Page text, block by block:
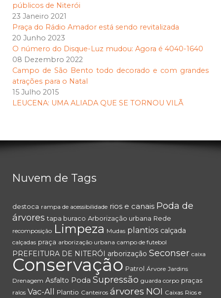
públicos de Niterói
23 Janeiro 2021
Praça do Rádio Amador está sendo revitalizada
20 Junho 2023
O número do Disque-Luz mudou: Agora é 4040-1640
08 Dezembro 2022
Campo de São Bento todo decorado e com grandes
atrações para o Natal
15 Julho 2015
LEUCENA: UMA ALIADA QUE SE TORNOU VILÃ
Nuvem de Tags
destoca rampa de acessibilidade rios e canais Poda de
árvores tapa buraco Arborização urbana Rede
recomposição Limpeza Mudas plantios calçada
calçadas praça arborização urbana campo de futebol
PREFEITURA DE NITERÓI arborização Seconser caixa
Conservação Patrol Árvore Jardins
Drenagem Asfalto Poda Supressão guarda corpo praças
ralos Vac-All Plantio Canteiros árvores NOI Caixas Rios e